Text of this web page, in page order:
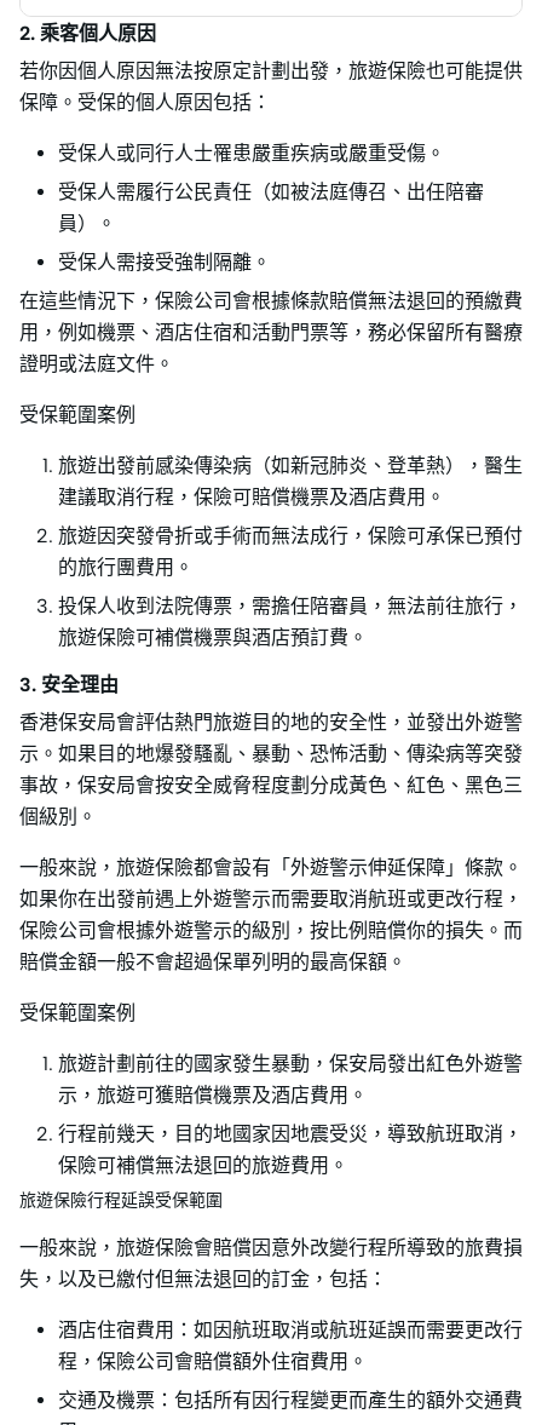
2. 乘客個人原因
若你因個人原因無法按原定計劃出發，旅遊保險也可能提供
保障。受保的個人原因包括：
受保人或同行人士罹患嚴重疾病或嚴重受傷。
受保人需履行公民責任（如被法庭傳召、出任陪審
員）。
受保人需接受強制隔離。
在這些情況下，保險公司會根據條款賠償無法退回的預繳費
用，例如機票、酒店住宿和活動門票等，務必保留所有醫療
證明或法庭文件。
受保範圍案例
旅遊出發前感染傳染病（如新冠肺炎、登革熱），醫生
建議取消行程，保險可賠償機票及酒店費用。
旅遊因突發骨折或手術而無法成行，保險可承保已預付
的旅行團費用。
投保人收到法院傳票，需擔任陪審員，無法前往旅行，
旅遊保險可補償機票與酒店預訂費。
3. 安全理由
香港保安局會評估熱門旅遊目的地的安全性，並發出外遊警
示。如果目的地爆發騷亂、暴動、恐怖活動、傳染病等突發
事故，保安局會按安全威脅程度劃分成黃色、紅色、黑色三
個級別。
一般來說，旅遊保險都會設有「外遊警示伸延保障」條款。
如果你在出發前遇上外遊警示而需要取消航班或更改行程，
保險公司會根據外遊警示的級別，按比例賠償你的損失。而
賠償金額一般不會超過保單列明的最高保額。
受保範圍案例
旅遊計劃前往的國家發生暴動，保安局發出紅色外遊警
示，旅遊可獲賠償機票及酒店費用。
行程前幾天，目的地國家因地震受災，導致航班取消，
保險可補償無法退回的旅遊費用。
旅遊保險行程延誤受保範圍
一般來說，旅遊保險會賠償因意外改變行程所導致的旅費損
失，以及已繳付但無法退回的訂金，包括：
酒店住宿費用：如因航班取消或航班延誤而需要更改行
程，保險公司會賠償額外住宿費用。
交通及機票：包括所有因行程變更而產生的額外交通費